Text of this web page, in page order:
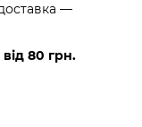
—
від 80 грн.